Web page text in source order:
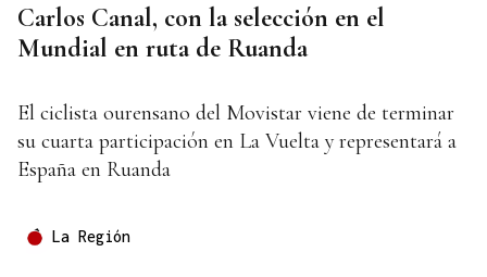
Carlos Canal, con la selección en el
Mundial en ruta de Ruanda
El ciclista ourensano del Movistar viene de terminar
su cuarta participación en La Vuelta y representará a
España en Ruanda
La Región